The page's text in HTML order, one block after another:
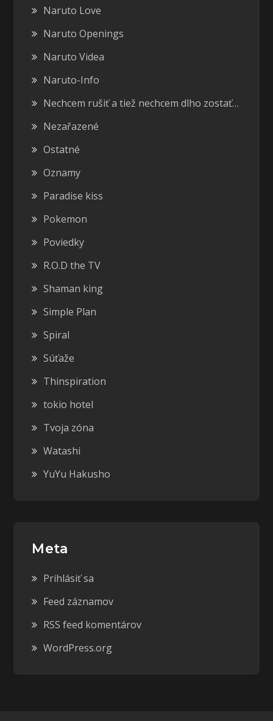
Naruto Love
Naruto Openings
Naruto Videa
Naruto-Info
Nechcem rušiť a tiež nechcem dlho zostať…
Nezařazené
Ostatné
Oznamy
Paradise kiss
Pokemon
Poviedky
R.O.D the TV
Shaman king
Simple Plan
Spiral
Súťaže
Thinspiration
tokio hotel
Tvoja zóna
Watashi
YuYu Hakusho
Meta
Prihlásiť sa
Feed záznamov
RSS feed komentárov
WordPress.org